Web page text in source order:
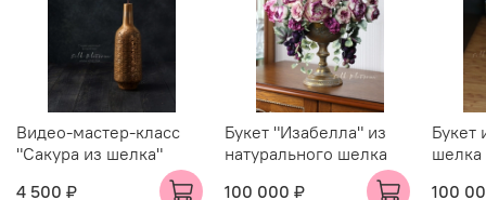
Видео-мастер-класс
"Сакура из шелка"
4 500 ₽
Букет "Изабелла" из
натурального шелка
100 000 ₽
Букет
шелка
100